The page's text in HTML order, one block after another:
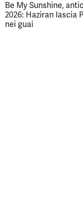
Be My Sunshine,
2026: Haziran lascia
nei guai